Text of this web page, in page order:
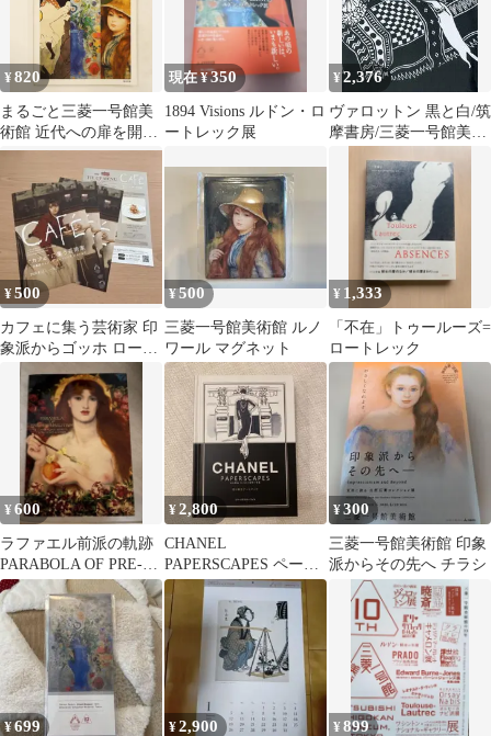
¥820
まるごと三菱一号館美
術館 近代への扉を開く
高橋明也 東京美術
現在 ¥350
1894 Visions ルドン・ロ
ートレック展
¥2,376
ヴァロットン 黒と白/筑
摩書房/三菱一号館美術
¥500
カフェに集う芸術家 印
象派からゴッホ ロート
レック ピカソまで フラ
イヤー
¥500
三菱一号館美術館 ルノ
ワール マグネット
¥ 1,333
「不在」トゥールーズ=
ロートレック
¥600
ラファエル前派の軌跡
PARABOLA OF PRE-
RAPHAELITISM
¥2,800
CHANEL
PAPERSCAPES ペーパ
ーコレクション本
¥300
三菱一号館美術館 印象
派からその先へ チラシ
¥699 ¥2,900 ¥899